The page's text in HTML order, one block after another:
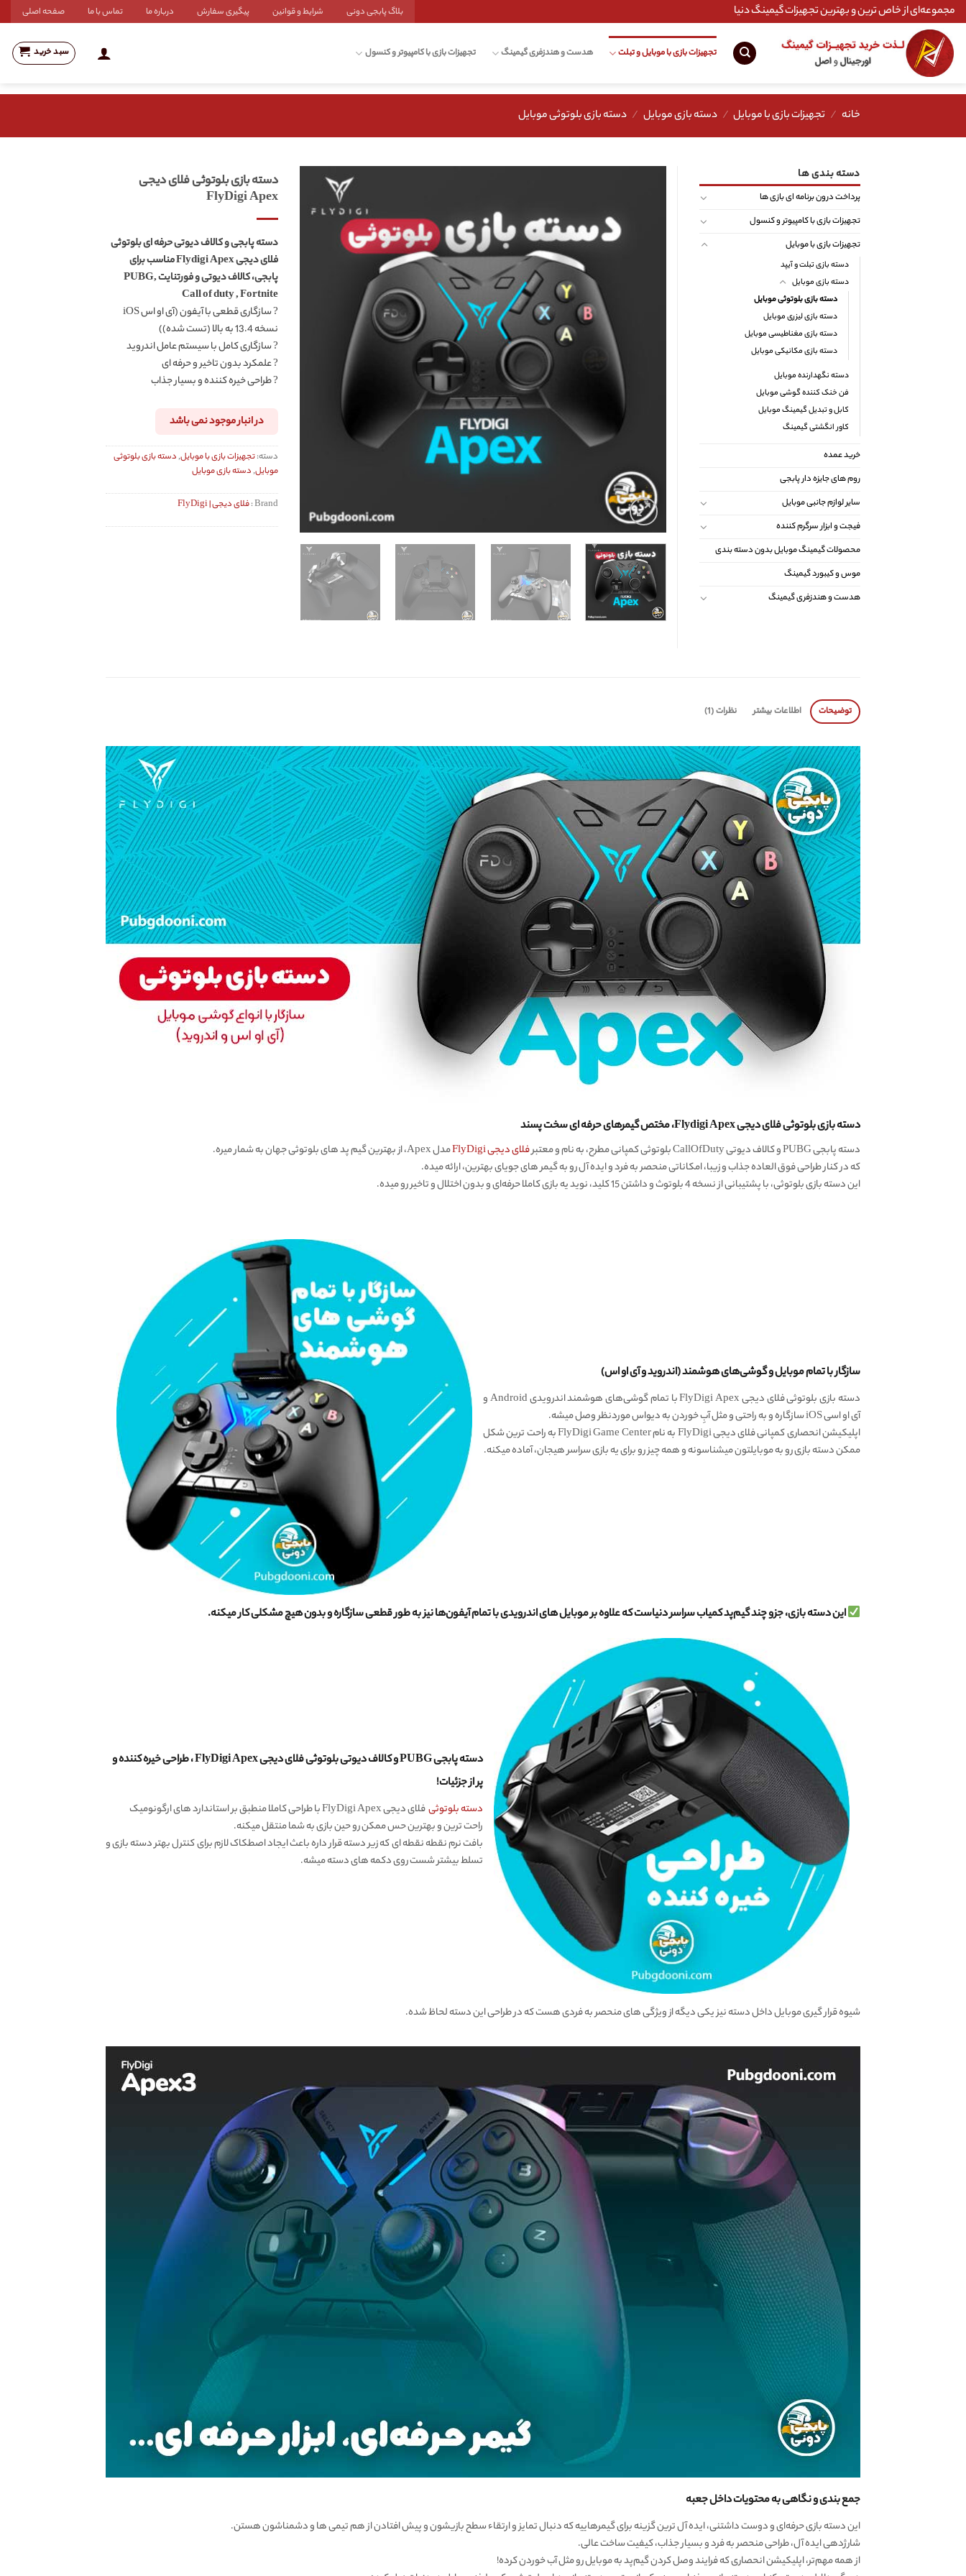
Skip
to
content
مجموعه‌ای از خاص ترین و بهترین تجهیزات گیمینگ دنیا بلاگ پابجی دونی شرایط و قوانین پیگیری سفارش درباره ما تماس با ما صفحه اصلی
تجهیزات بازی با موبایل و تبلت هدست و هندزفری گیمینگ تجهیزات بازی با کامپیوتر و کنسول سبد خرید
خانه / تجهیزات بازی با موبایل / دسته بازی موبایل / دسته بازی بلوتوثی موبایل
دسته بازی بلوتوثی فلای دیجی
FlyDigi Apex
دسته پابجی و کالاف دیوتی حرفه ای بلوتوثی
فلای دیجی Flydigi Apex مناسب برای
پابجی، کالاف دیوتی و فورتنایت PUBG,
Call of duty , Fortnite
? سازگاری قطعی با آیفون (آی او اس iOS
نسخه 13.4 به بالا (تست شده))
? سازگاری کامل با سیستم عامل اندروید
? علمکرد بدون تاخیر و حرفه ای
? طراحی خیره کننده و بسیار جذاب
در انبار موجود نمی باشد
دسته:تجهیزات بازی با موبایل,دسته بازی بلوتوثی
موبایل,دسته بازی موبایل
Brand : فلای دیجی | FlyDigi
دسته بندی ها
پرداخت درون برنامه ای بازی ها
تجهیزات بازی با کامپیوتر و کنسول
تجهیزات بازی با موبایل
دسته بازی تبلت و آیپد
دسته بازی موبایل
دسته بازی بلوتوثی موبایل
دسته بازی لیزری موبایل
دسته بازی مغناطیسی موبایل
دسته بازی مکانیکی موبایل
دسته نگهدارنده موبایل
فن خنک کننده گوشی موبایل
کابل و تبدیل گیمینگ موبایل
کاور انگشتی گیمینگ
خرید عمده
روم های جایزه دار پابجی
سایر لوازم جانبی موبایل
فیجت و ابزار سرگرم کننده
محصولات گیمینگ موبایل بدون دسته بندی
موس و کیبورد گیمینگ
هدست و هندزفری گیمینگ
توضیحات اطلاعات بیشتر نظرات (1)
دسته بازی بلوتوثی فلای دیجی Flydigi Apex، مختص گیمرهای حرفه ای سخت پسند
دسته پابجی PUBG و کالاف دیوتی CallOfDuty بلوتوثی کمپانی مطرح، به نام و معتبر فلای دیجی FlyDigi
مدل Apex، از بهترین گیم پد های بلوتوثی جهان به شمار میره.
که در کنار طراحی فوق العاده جذاب و زیبا، امکاناتی منحصر به فرد و ایده آل رو به گیمر های جویای بهترین، ارائه میده.
این دسته بازی بلوتوثی، با پشتیبانی از نسخه 4 بلوتوث و داشتن 15 کلید، نوید یه بازی کاملا حرفه‌ای و بدون اختلال و تاخیر رو میده.
سازگار با تمام موبایل و گوشی‌های هوشمند (اندروید و آی او اس)
دسته بازی بلوتوثی فلای دیجی FlyDigi Apex با تمام گوشی‌های هوشمند اندرویدی Android و
آی او اسی iOS سازگاره و به راحتی و مثل آبِ خوردن به دیواس موردنظر وصل میشه.
اپلیکیشن انحصاری کمپانی فلای دیجی FlyDigi به نام FlyDigi Game Center به راحت ترین شکل
ممکن دسته بازی رو به موبایلتون میشناسونه و همه چیز رو برای یه بازی سراسر هیجان، آماده میکنه.
این دسته بازی، جزو چند گیم‌پد کمیاب سراسر دنیاست که علاوه بر موبایل های اندرویدی با تمام آیفون‌ها نیز به طور قطعی سازگاره و بدون هیچ مشکلی کار میکنه.
دسته پابجی PUBG و کالاف دیوتی بلوتوثی فلای دیجی FlyDigi Apex ، طراحی خیره کننده و
پر از جزئیات!
دسته بلوتوثیفلای دیجی FlyDigi Apex با طراحی کاملا منطبق بر استاندارد های ارگونومیک
راحت ترین و بهترین حس ممکن رو حین بازی به شما منتقل میکنه.
بافت نرم نقطه نقطه ای که زیر دسته قرار داره باعث ایجاد اصطکاک لازم برای کنترل بهتر دسته بازی و
تسلط بیشتر شست روی دکمه های دسته میشه.
شیوه قرار گیری موبایل داخل دسته نیز یکی دیگه از ویژگی های منحصر به فردی هست که در طراحی این دسته لحاظ شده.
جمع بندی و نگاهی به محتویات داخل جعبه
این دسته بازی حرفه‌ای و دوست داشتنی، ایده آل ترین گزینه برای گیمرهاییه که دنبال تمایز و ارتقاء سطح بازیشون و پیش افتادن از هم تیمی ها و دشمناشون هستن.
شارژدهی ایده آل، طراحی منحصر به فرد و بسیار جذاب، کیفیت ساخت عالی.
از همه مهم‌تر، اپلیکیشن انحصاری که فرایند وصل کردن گیم‌پد به موبایل رو مثل آب خوردن کرده!